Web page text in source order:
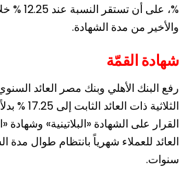
%، على أن
والأخير من مدة الشهادة.
شهادة القمّة
رفع البنك الأهلي وبنك مصر العائد
القرار على الشهادة «البلاتينية»
سنوات.